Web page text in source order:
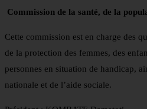
Commission de la santé, de la
Cette commission est en charge des
de la protection des femmes, des
personnes en situation de handicap,
nationale et de l’aide sociale.